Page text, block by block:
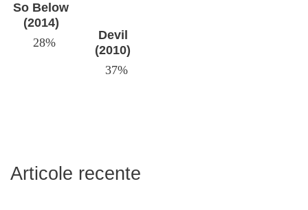
So Below
(2014)
28%
Devil
(2010)
37%
Articole recente